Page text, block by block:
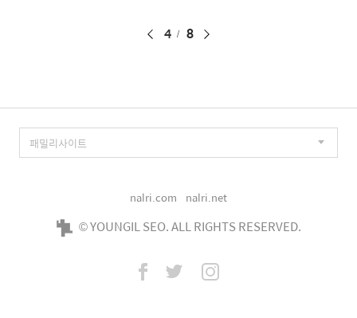
페
4 8
nalri.com nalri.net
© YOUNGIL SEO. ALL RIGHTS RESERVED.